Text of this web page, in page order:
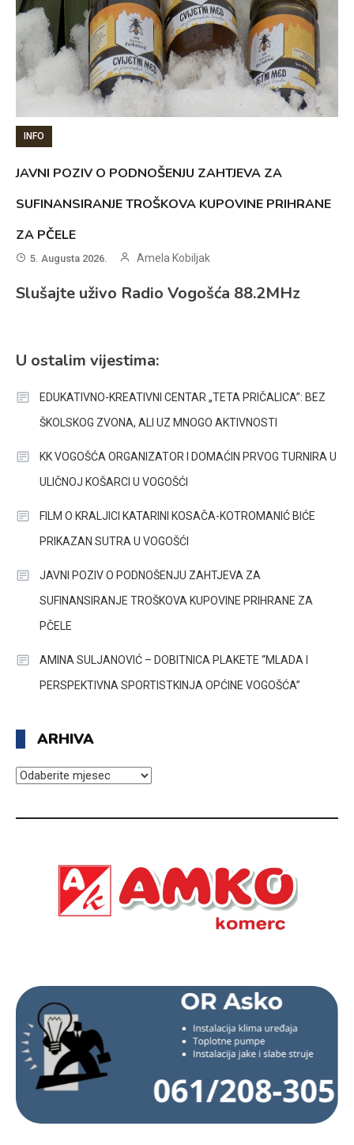
INFO
JAVNI POZIV O PODNOŠENJU ZAHTJEVA ZA
SUFINANSIRANJE TROŠKOVA KUPOVINE PRIHRANE
ZA PČELE
5. Augusta 2026. Amela Kobiljak
Slušajte uživo Radio Vogošća 88.2MHz
U ostalim vijestima:
EDUKATIVNO-KREATIVNI CENTAR „TETA PRIČALICA”: BEZ
ŠKOLSKOG ZVONA, ALI UZ MNOGO AKTIVNOSTI
KK VOGOŠĆA ORGANIZATOR I DOMAĆIN PRVOG TURNIRA U
ULIČNOJ KOŠARCI U VOGOŠĆI
FILM O KRALJICI KATARINI KOSAČA-KOTROMANIĆ BIĆE
PRIKAZAN SUTRA U VOGOŠĆI
JAVNI POZIV O PODNOŠENJU ZAHTJEVA ZA
SUFINANSIRANJE TROŠKOVA KUPOVINE PRIHRANE ZA
PČELE
AMINA SULJANOVIĆ – DOBITNICA PLAKETE “MLADA I
PERSPEKTIVNA SPORTISTKINJA OPĆINE VOGOŠĆA”
ARHIVA
ARHIVA